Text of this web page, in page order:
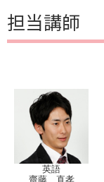
担当講師
英語
齋藤 直孝